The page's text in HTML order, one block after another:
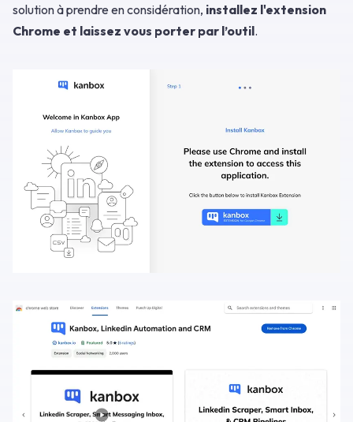
solution à prendre en considération, installez l'extension
Chrome et laissez vous porter par l’outil.